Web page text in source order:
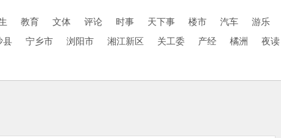
教育 文体 评论 时事 天下事 楼市 汽车 游乐
县 宁乡市 浏阳市 湘江新区 关工委 产经 橘洲 夜读